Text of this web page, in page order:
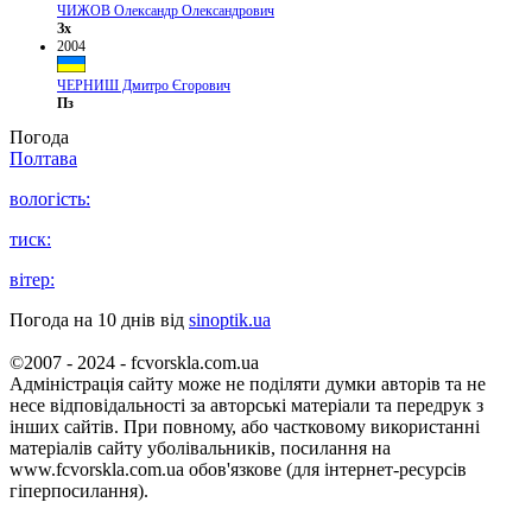
ЧИЖОВ Олександр Олександрович
Зх
2004
ЧЕРНИШ Дмитро Єгорович
Пз
Погода
Полтава
вологість:
тиск:
вітер:
Погода на 10 днів від sinoptik.ua
©2007 - 2024 - fcvorskla.com.ua
Адміністрація сайту може не поділяти думки авторів та не
несе відповідальності за авторські матеріали та передрук з
інших сайтів. При повному, або частковому використанні
матеріалів сайту уболівальників, посилання на
www.fcvorskla.com.ua обов'язкове (для інтернет-ресурсів
гіперпосилання).